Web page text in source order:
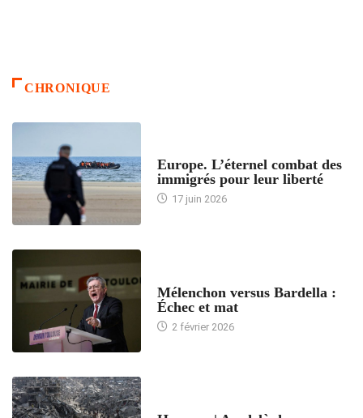
CHRONIQUE
Europe. L’éternel combat des
immigrés pour leur liberté
17 juin 2026
Mélenchon versus Bardella :
Échec et mat
2 février 2026